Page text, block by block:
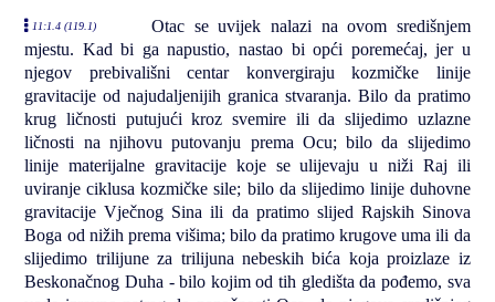
11:1.4 (119.1)
Otac se uvijek nalazi na ovom središnjem
mjestu. Kad bi ga napustio, nastao bi opći poremećaj, jer u
njegov prebivališni centar konvergiraju kozmičke linije
gravitacije od najudaljenijih granica stvaranja. Bilo da pratimo
krug ličnosti putujući kroz svemire ili da slijedimo uzlazne
ličnosti na njihovu putovanju prema Ocu; bilo da slijedimo
linije materijalne gravitacije koje se ulijevaju u niži Raj ili
uviranje ciklusa kozmičke sile; bilo da slijedimo linije duhovne
gravitacije Vječnog Sina ili da pratimo slijed Rajskih Sinova
Boga od nižih prema višima; bilo da pratimo krugove uma ili da
slijedimo trilijune za trilijuna nebeskih bića koja proizlaze iz
Beskonačnog Duha - bilo kojim od tih gledišta da pođemo, sva